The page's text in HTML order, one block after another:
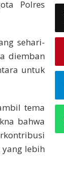
Polres
sehari-
diemban
untuk
tema
bahwa
lebih